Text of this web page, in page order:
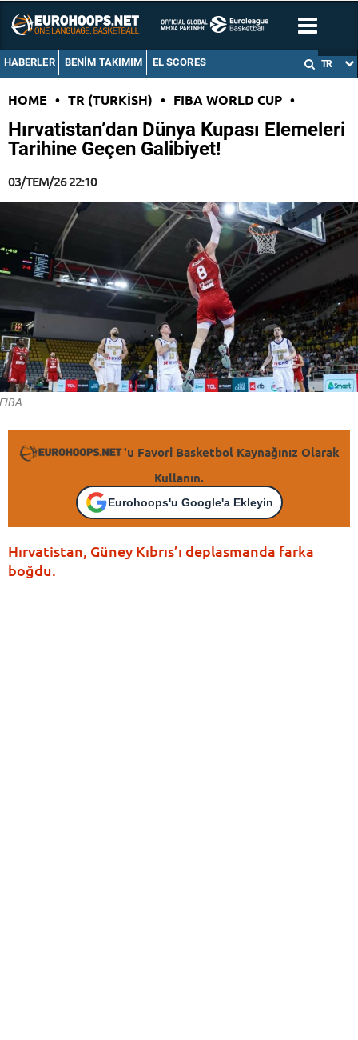
HABERLER BENIM TAKIMIM EL SCORES TR
HOME • TR (TURKISH) • FIBA WORLD CUP •
Hırvatistan’dan Dünya Kupası Elemeleri
Tarihine Geçen Galibiyet!
03/TEM/26 22:10
'u Favori Basketbol Kaynağınız Olarak
Kullanın.
Eurohoops'u Google'a Ekleyin
Hırvatistan, Güney Kıbrıs’ı deplasmanda farka
boğdu.